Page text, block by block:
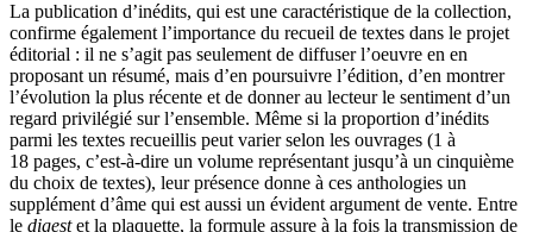
La publication d’inédits, qui est une caractéristique de la collection,
confirme également l’importance du recueil de textes dans le projet
éditorial : il ne s’agit pas seulement de diffuser l’oeuvre en en
proposant un résumé, mais d’en poursuivre l’édition, d’en montrer
l’évolution la plus récente et de donner au lecteur le sentiment d’un
regard privilégié sur l’ensemble. Même si la proportion d’inédits
parmi les textes recueillis peut varier selon les ouvrages (1 à
18 pages, c’est-à-dire un volume représentant jusqu’à un cinquième
du choix de textes), leur présence donne à ces anthologies un
supplément d’âme qui est aussi un évident argument de vente. Entre
le digestet la plaquette, la formule assure à la fois la transmission de